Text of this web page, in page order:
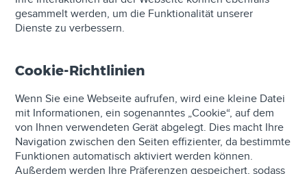
gesammelt werden, um die Funktionalität unserer
Dienste zu verbessern.
Cookie-Richtlinien
Wenn Sie eine Webseite aufrufen, wird eine kleine Datei
mit Informationen, ein sogenanntes „Cookie“, auf dem
von Ihnen verwendeten Gerät abgelegt. Dies macht Ihre
Navigation zwischen den Seiten effizienter, da bestimmte
Funktionen automatisch aktiviert werden können.
Außerdem werden Ihre Präferenzen gespeichert, sodass